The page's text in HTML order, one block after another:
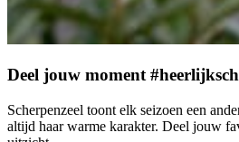
Deel jouw moment
Scherpenzeel toont elk seizoen een
altijd haar warme karakter. Deel jouw